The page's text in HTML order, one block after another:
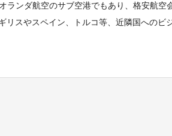
ランダ航空のサブ空港でもあり、格安航空
リスやスペイン、トルコ等、近隣国へのビ